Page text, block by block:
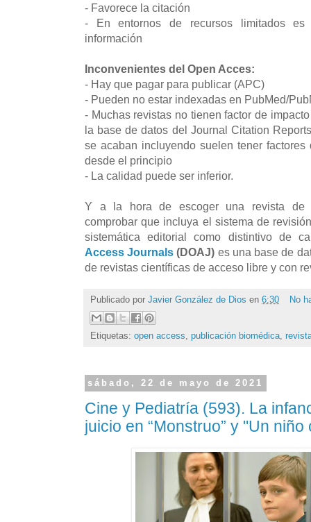
- Favorece la citación
- En entornos de recursos limitados
información
Inconvenientes del Open Acces:
- Hay que pagar para publicar (APC)
- Pueden no estar indexadas en PubMed/
- Muchas revistas no tienen factor de
la base de datos del Journal Citation
se acaban incluyendo suelen tener
desde el principio
- La calidad puede ser inferior.
Y a la hora de escoger una revista de
comprobar que incluya el sistema de
sistemática editorial como distintivo de
Access Journals (DOAJ) es una base de
de revistas científicas de acceso libre y con
Publicado por Javier González de Dios en 6:30 No
Etiquetas: open access publicación biomédica
sábado, 22 de mayo de 2021
Cine y Pediatría (593). La
juicio en “Monstruo” y "Un niño